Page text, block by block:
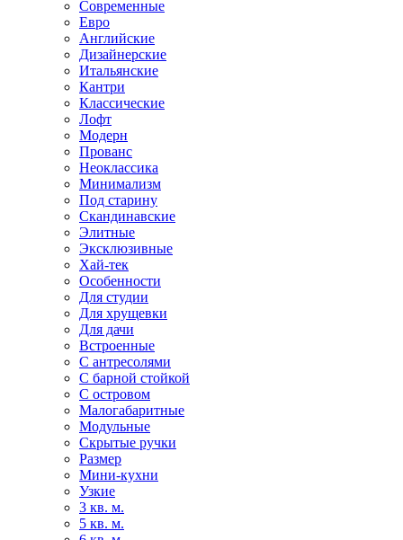
Современные
Евро
Английские
Дизайнерские
Итальянские
Кантри
Классические
Лофт
Модерн
Прованс
Неоклассика
Минимализм
Под старину
Скандинавские
Элитные
Эксклюзивные
Хай-тек
Особенности
Для студии
Для хрущевки
Для дачи
Встроенные
С антресолями
С барной стойкой
С островом
Малогабаритные
Модульные
Скрытые ручки
Размер
Мини-кухни
Узкие
3 кв. м.
5 кв. м.